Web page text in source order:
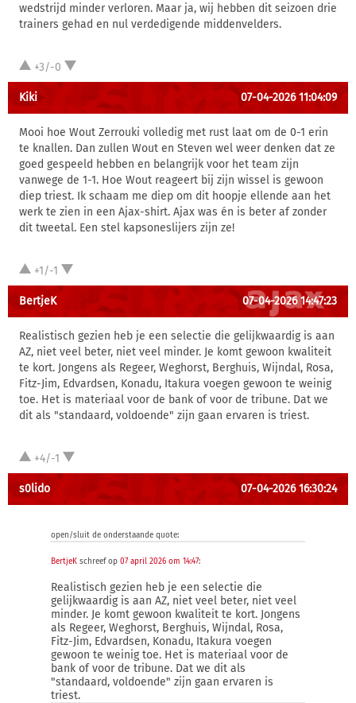
wedstrijd minder verloren. Maar ja, wij hebben dit seizoen drie
trainers gehad en nul verdedigende middenvelders.
+3/-0
Kiki 07-04-2026 11:04:09
Mooi hoe Wout Zerrouki volledig met rust laat om de 0-1 erin
te knallen. Dan zullen Wout en Steven wel weer denken dat ze
goed gespeeld hebben en belangrijk voor het team zijn
vanwege de 1-1. Hoe Wout reageert bij zijn wissel is gewoon
diep triest. Ik schaam me diep om dit hoopje ellende aan het
werk te zien in een Ajax-shirt. Ajax was én is beter af zonder
dit tweetal. Een stel kapsoneslijers zijn ze!
+1/-1
BertjeK 07-04-2026 14:47:23
Realistisch gezien heb je een selectie die gelijkwaardig is aan
AZ, niet veel beter, niet veel minder. Je komt gewoon kwaliteit
te kort. Jongens als Regeer, Weghorst, Berghuis, Wijndal, Rosa,
Fitz-Jim, Edvardsen, Konadu, Itakura voegen gewoon te weinig
toe. Het is materiaal voor de bank of voor de tribune. Dat we
dit als "standaard, voldoende" zijn gaan ervaren is triest.
+4/-1
s0lido 07-04-2026 16:30:24
open/sluit de onderstaande quote:
BertjeK schreef op 07 april 2026 om 14:47:
Realistisch gezien heb je een selectie die
gelijkwaardig is aan AZ, niet veel beter, niet veel
minder. Je komt gewoon kwaliteit te kort. Jongens
als Regeer, Weghorst, Berghuis, Wijndal, Rosa,
Fitz-Jim, Edvardsen, Konadu, Itakura voegen
gewoon te weinig toe. Het is materiaal voor de
bank of voor de tribune. Dat we dit als
"standaard, voldoende" zijn gaan ervaren is
triest.